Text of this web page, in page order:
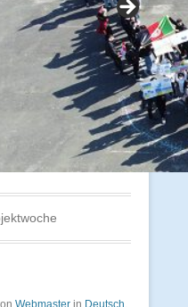
Webmaster in Deutsch,